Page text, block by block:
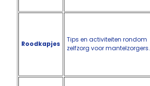
Roodkapjes
Tips en activiteiten rondom
zelfzorg voor mantelzorgers.